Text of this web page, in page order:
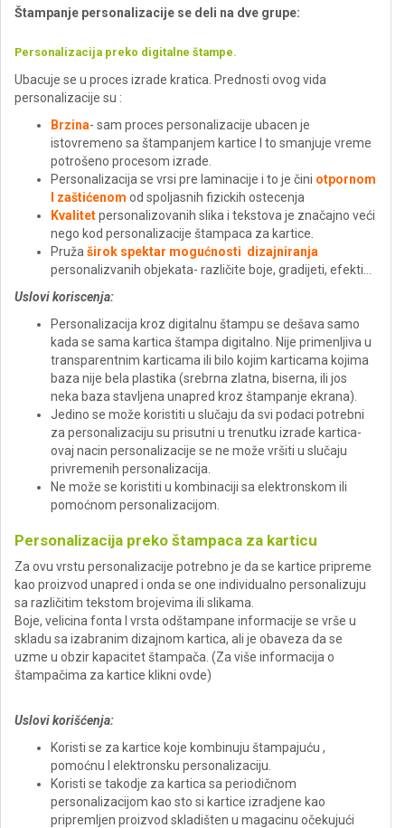
Štampanje personalizacije se deli na dve grupe:
Personalizacija preko digitalne štampe.
Ubacuje se u proces izrade kratica. Prednosti ovog vida
personalizacije su :
Brzina- sam proces personalizacije ubacen je
istovremeno sa štampanjem kartice I to smanjuje vreme
potrošeno procesom izrade.
Personalizacija se vrsi pre laminacije i to je čini otpornom
I zaštićenom od spoljasnih fizickih ostecenja
Kvalitetpersonalizovanih slika i tekstova je značajno veći
nego kod personalizacije štampaca za kartice.
Pruža širok spektar mogućnosti dizajniranja
personalizvanih objekata- različite boje, gradijeti, efekti…
Uslovi koriscenja:
Personalizacija kroz digitalnu štampu se dešava samo
kada se sama kartica štampa digitalno. Nije primenljiva u
transparentnim karticama ili bilo kojim karticama kojima
baza nije bela plastika (srebrna zlatna, biserna, ili jos
neka baza stavljena unapred kroz štampanje ekrana).
Jedino se može koristiti u slučaju da svi podaci potrebni
za personalizaciju su prisutni u trenutku izrade kartica-
ovaj nacin personalizacije se ne može vršiti u slučaju
privremenih personalizacija.
Ne može se koristiti u kombinaciji sa elektronskom ili
pomoćnom personalizacijom.
Personalizacija preko štampaca za karticu
Za ovu vrstu personalizacije potrebno je da se kartice pripreme
kao proizvod unapred i onda se one individualno personalizuju
sa različitim tekstom brojevima ili slikama.
Boje, velicina fonta I vrsta odštampane informacije se vrše u
skladu sa izabranim dizajnom kartica, ali je obaveza da se
uzme u obzir kapacitet štampača. (Za više informacija o
štampačima za kartice klikni ovde)
Uslovi korišćenja:
Koristi se za kartice koje kombinuju štampajuću ,
pomoćnu I elektronsku personalizaciju.
Koristi se takodje za kartica sa periodičnom
personalizacijom kao sto si kartice izradjene kao
pripremljen proizvod skladišten u magacinu očekujući